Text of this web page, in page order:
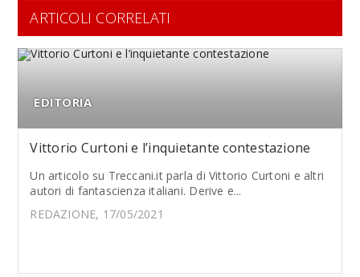
ARTICOLI CORRELATI
EDITORIA
Vittorio Curtoni e l’inquietante contestazione
Un articolo su Treccani.it parla di Vittorio Curtoni e altri
autori di fantascienza italiani. Derive e...
REDAZIONE, 17/05/2021